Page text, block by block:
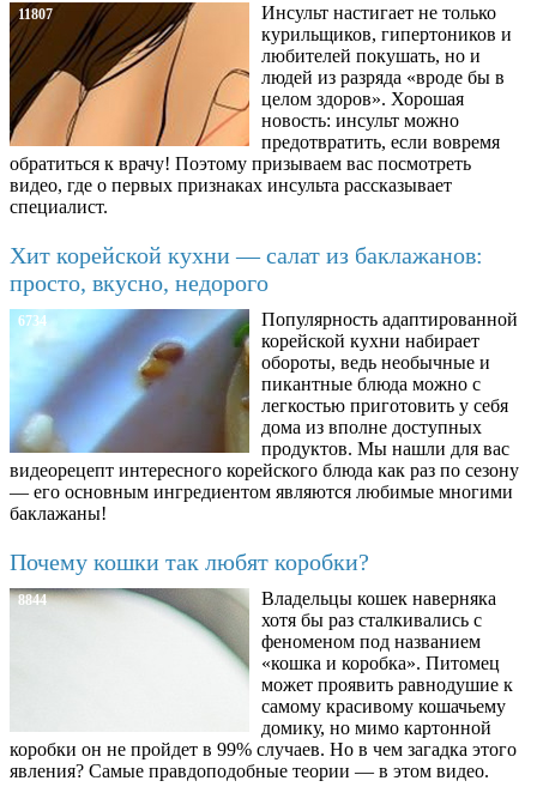
11807
Инсульт настигает не только
курильщиков, гипертоников и
любителей покушать, но и
людей из разряда «вроде бы в
целом здоров». Хорошая
новость: инсульт можно
предотвратить, если вовремя
обратиться к врачу! Поэтому призываем вас посмотреть
видео, где о первых признаках инсульта рассказывает
специалист.
Хит корейской кухни — салат из баклажанов:
просто, вкусно, недорого
6734
Популярность адаптированной
корейской кухни набирает
обороты, ведь необычные и
пикантные блюда можно с
легкостью приготовить у себя
дома из вполне доступных
продуктов. Мы нашли для вас
видеорецепт интересного корейского блюда как раз по сезону
— его основным ингредиентом являются любимые многими
баклажаны!
Почему кошки так любят коробки?
8844
Владельцы кошек наверняка
хотя бы раз сталкивались с
феноменом под названием
«кошка и коробка». Питомец
может проявить равнодушие к
самому красивому кошачьему
домику, но мимо картонной
коробки он не пройдет в 99% случаев. Но в чем загадка этого
явления? Самые правдоподобные теории — в этом видео.